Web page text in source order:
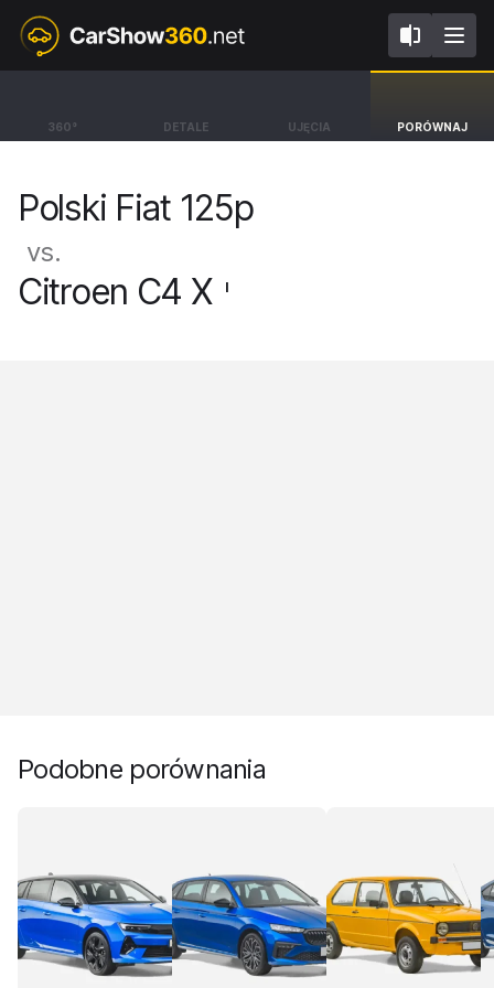
360° DETALE UJĘCIA PORÓWNAJ
Polski Fiat 125p Citroen C4 X
Polski Fiat 125p
vs.
Citroen C4 X I
Podobne porównania